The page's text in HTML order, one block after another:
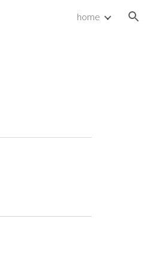
home